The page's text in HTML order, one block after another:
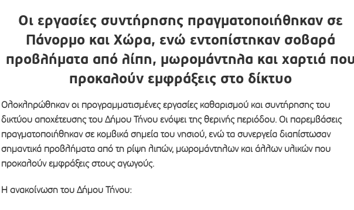
Οι εργασίες συντήρησης πραγματοποιήθηκαν σε
Πάνορμο και Χώρα, ενώ εντοπίστηκαν σοβαρά
προβλήματα από λίπη, μωρομάντηλα και χαρτιά
προκαλούν εμφράξεις στο δίκτυο
Ολοκληρώθηκαν οι προγραμματισμένες εργασίες καθαρισμού και συντήρησης του
δικτύου αποχέτευσης του Δήμου Τήνου ενόψει της θερινής περιόδου. Οι παρεμβάσεις
πραγματοποιήθηκαν σε κομβικά σημεία του νησιού, ενώ τα συνεργεία διαπίστωσαν
σημαντικά προβλήματα από τη ρίψη λιπών, μωρομάντηλων και άλλων υλικών που
προκαλούν εμφράξεις στους αγωγούς.
Η ανακοίνωση του Δήμου Τήνου: